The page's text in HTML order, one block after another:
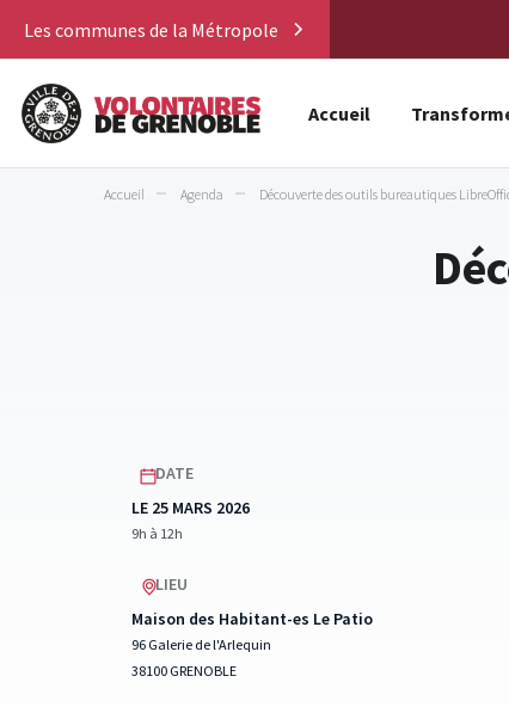
Les communes de la Métropole
Accueil
Accueil Agenda Découverte des outils bureautiques
DATE
LE 25 MARS 2026
9h à 12h
LIEU
Maison des Habitant-es Le Patio
96 Galerie de l'Arlequin
38100 GRENOBLE